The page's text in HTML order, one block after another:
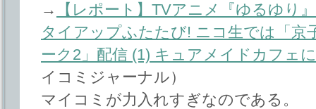
→
【レポート】TVアニメ『ゆるゆり
タイアップふたたび! ニコ生では「京
ーク2」配信 (1) キュアメイドカフェ
イコミジャーナル）
マイコミが力入れすぎなのである。